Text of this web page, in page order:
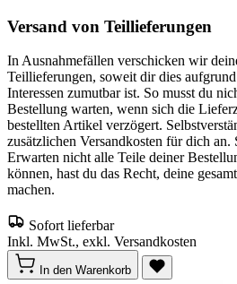
Versand von Teillieferungen
In Ausnahmefällen verschicken wir
Teillieferungen, soweit dir dies
Interessen zumutbar ist. So musst du
Bestellung warten, wenn sich die
bestellten Artikel verzögert.
zusätzlichen Versandkosten für dich
Erwarten nicht alle Teile deiner
können, hast du das Recht, deine
machen.
Sofort lieferbar
Inkl. MwSt., exkl. Versandkosten
In den Warenkorb